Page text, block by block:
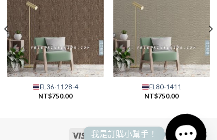
EL36-1128-4
NT$750.00
EL80-1411
NT$750.00
我是訂購小幫手！